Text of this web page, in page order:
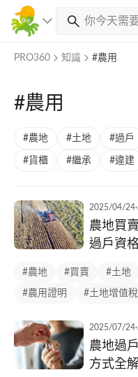
PRO360 知識 #農用
#農用
#農地 #土地 #過戶
#貨櫃 #繼承 #違建
2025/04/24·
農地買
過戶資
#農地 #買賣 #土地
#農用證明 #土地增值稅
2025/07/24·
農地過
方式全